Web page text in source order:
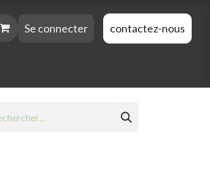
Se connecter contactez-nous